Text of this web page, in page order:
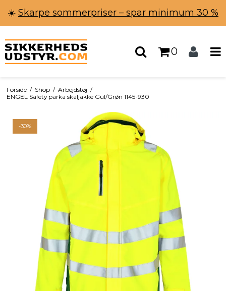
☀️ Skarpe sommerpriser – spar minimum 30 %
0
Forside / Shop / Arbejdstøj /
ENGEL Safety parka skaljakke Gul/Grøn 1145-930
-30%